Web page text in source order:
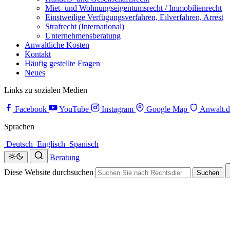
Miet- und Wohnungseigentumsrecht / Immobilienrecht
Einstweilige Verfügungsverfahren, Eilverfahren, Arrest
Strafrecht (International)
Unternehmensberatung
Anwaltliche Kosten
Kontakt
Häufig gestellte Fragen
Neues
Links zu sozialen Medien
Facebook YouTube Instagram Google Map
Sprachen
Deutsch Englisch Spanisch
Beratung
Diese Website durchsuchen
Suchen